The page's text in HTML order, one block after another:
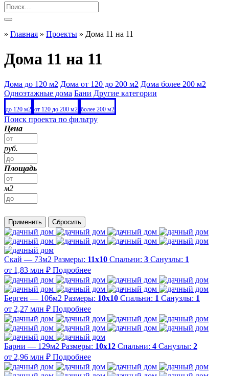
» Главная » Проекты » Дома 11 на 11
Дома 11 на 11
Дома до 120 м2 Дома от 120 до 200 м2 Дома более 200 м2
Одноэтажные дома Бани Другие категории
до 120 м2 от 120 до 200 м2 более 200 м2
Поиск проекта по фильтру
Цена
руб.
Площадь
м2
Применить Сбросить
Скай — 73м2 Размеры: 11х10 Спальни: 3 Санузлы: 1
от 1,83 млн ₽ Подробнее
Берген — 106м2 Размеры: 10х10 Спальни: 1 Санузлы: 1
от 2,27 млн ₽ Подробнее
Барни — 129м2 Размеры: 10х12 Спальни: 4 Санузлы: 2
от 2,96 млн ₽ Подробнее